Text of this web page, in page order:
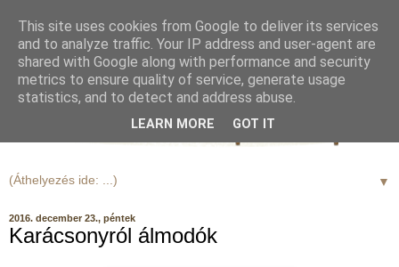
▼
2016. december 23., péntek
Karácsonyról álmodók
This site uses cookies from Google to deliver its services
and to analyze traffic. Your IP address and user-agent are
shared with Google along with performance and security
metrics to ensure quality of service, generate usage
statistics, and to detect and address abuse.
LEARN MORE GOT IT